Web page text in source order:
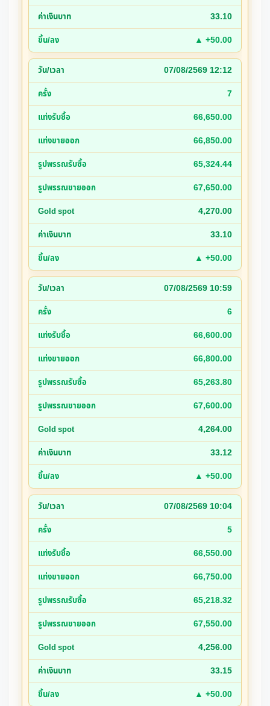
33.10
▲ +50.00
07/08/2569 12:12
7
66,650.00
66,850.00
65,324.44
67,650.00
4,270.00
33.10
▲ +50.00
07/08/2569 10:59
6
66,600.00
66,800.00
65,263.80
67,600.00
4,264.00
33.12
▲ +50.00
07/08/2569 10:04
5
66,550.00
66,750.00
65,218.32
67,550.00
4,256.00
33.15
▲ +50.00